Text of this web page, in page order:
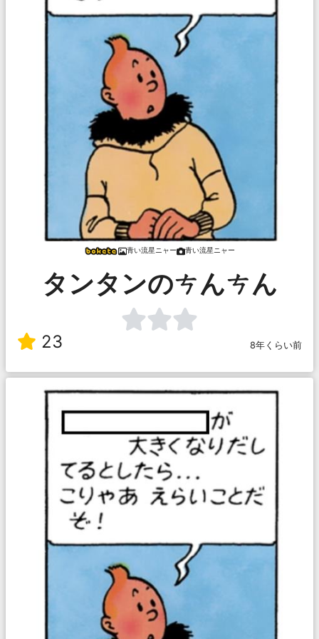
青い流星ニャー 青い流星ニャー
タンタンのㄘんㄘん
23 8年くらい前